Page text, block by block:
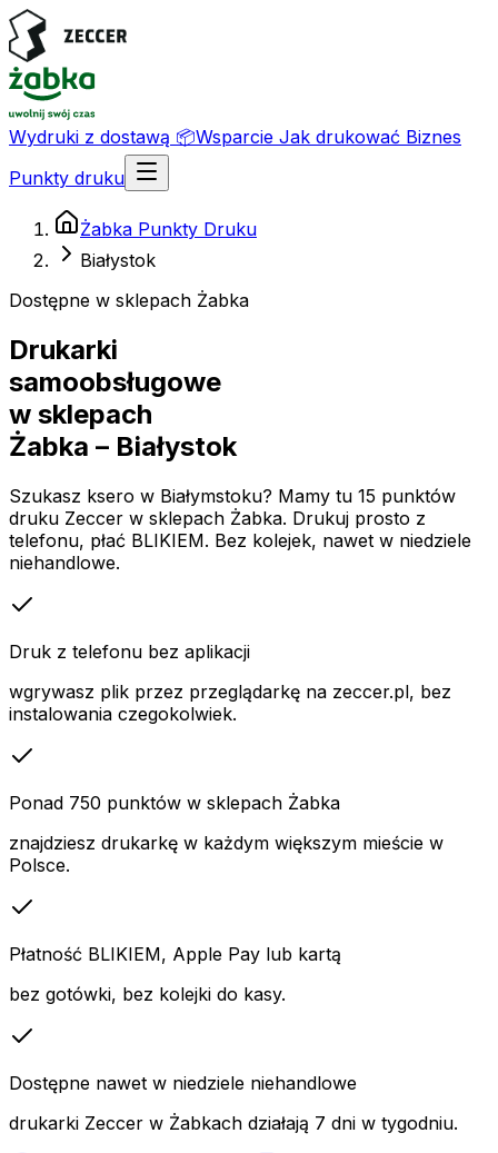
Wydruki z dostawą 📦Wsparcie Jak drukować Biznes
Punkty druku
Żabka Punkty Druku
Białystok
Dostępne w sklepach Żabka
Drukarki
samoobsługowe
w sklepach
Żabka – Białystok
Szukasz ksero w Białymstoku? Mamy tu 15 punktów
druku Zeccer w sklepach Żabka. Drukuj prosto z
telefonu, płać BLIKIEM. Bez kolejek, nawet w niedziele
niehandlowe.
Druk z telefonu bez aplikacji
wgrywasz plik przez przeglądarkę na zeccer.pl, bez
instalowania czegokolwiek.
Ponad 750 punktów w sklepach Żabka
znajdziesz drukarkę w każdym większym mieście w
Polsce.
Płatność BLIKIEM, Apple Pay lub kartą
bez gotówki, bez kolejki do kasy.
Dostępne nawet w niedziele niehandlowe
drukarki Zeccer w Żabkach działają 7 dni w tygodniu.